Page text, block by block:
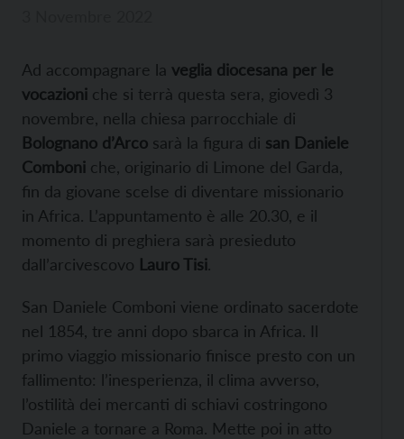
Ad accompagnare la veglia diocesana per le
vocazioni che si terrà questa sera, giovedì 3
novembre, nella chiesa parrocchiale di
Bolognano d’Arco sarà la figura di san Daniele
Comboni che, originario di Limone del Garda,
fin da giovane scelse di diventare missionario
in Africa. L’appuntamento è alle 20.30, e il
momento di preghiera sarà presieduto
dall’arcivescovo Lauro Tisi.
San Daniele Comboni viene ordinato sacerdote
nel 1854, tre anni dopo sbarca in Africa. Il
primo viaggio missionario finisce presto con un
fallimento: l’inesperienza, il clima avverso,
l’ostilità dei mercanti di schiavi costringono
Daniele a tornare a Roma. Mette poi in atto